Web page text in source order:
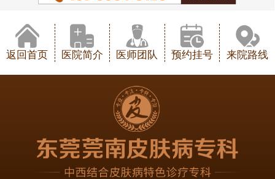
返回首页 医院简介 医师团队 预约挂号 来院路线